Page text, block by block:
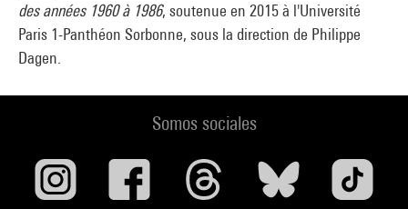
des années 1960 à 1986, soutenue en 2015 à l'Université
Paris 1-Panthéon Sorbonne, sous la direction de Philippe
Dagen.
Somos sociales